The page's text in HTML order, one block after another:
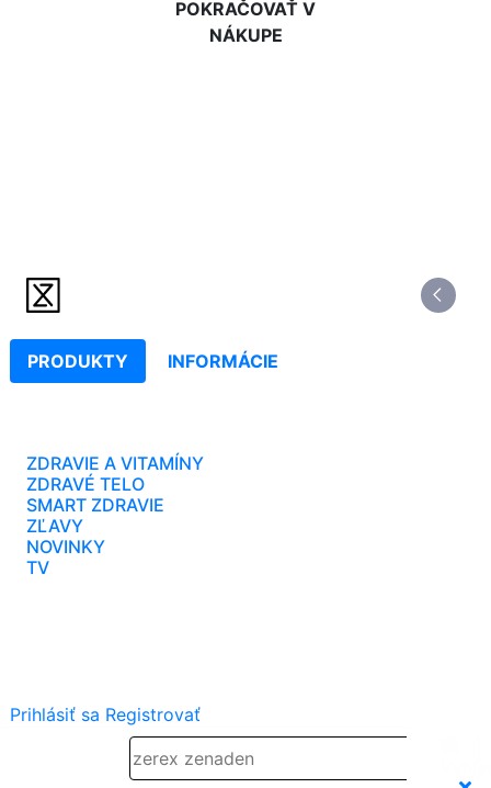
POKRAČOVAŤ V
NÁKUPE
PRODUKTY INFORMÁCIE
ZDRAVIE A VITAMÍNY
ZDRAVÉ TELO
SMART ZDRAVIE
ZĽAVY
NOVINKY
TV
Prihlásiť sa Registrovať